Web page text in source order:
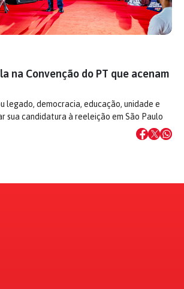
na Convenção do PT que acenam
legado, democracia, educação, unidade e
sua candidatura à reeleição em São Paulo